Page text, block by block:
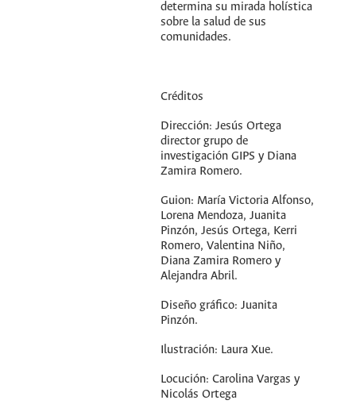
determina su mirada holística
sobre la salud de sus
comunidades.
Créditos
Dirección: Jesús Ortega
director grupo de
investigación GIPS y Diana
Zamira Romero.
Guion: María Victoria Alfonso,
Lorena Mendoza, Juanita
Pinzón, Jesús Ortega, Kerri
Romero, Valentina Niño,
Diana Zamira Romero y
Alejandra Abril.
Diseño gráfico: Juanita
Pinzón.
Ilustración: Laura Xue.
Locución: Carolina Vargas y
Nicolás Ortega